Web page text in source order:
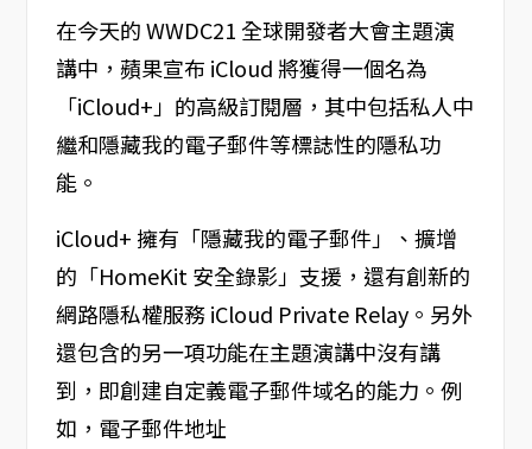
在今天的 WWDC21 全球開發者大會主題演
講中，蘋果宣布 iCloud 將獲得一個名為
「iCloud+」的高級訂閱層，其中包括私人中
繼和隱藏我的電子郵件等標誌性的隱私功
能。
iCloud+ 擁有「隱藏我的電子郵件」、擴增
的「HomeKit 安全錄影」支援，還有創新的
網路隱私權服務 iCloud Private Relay。另外
還包含的另一項功能在主題演講中沒有講
到，即創建自定義電子郵件域名的能力。例
如，電子郵件地址